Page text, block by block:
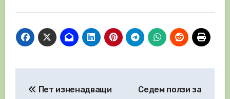
Пет изненадващи
Седем ползи за